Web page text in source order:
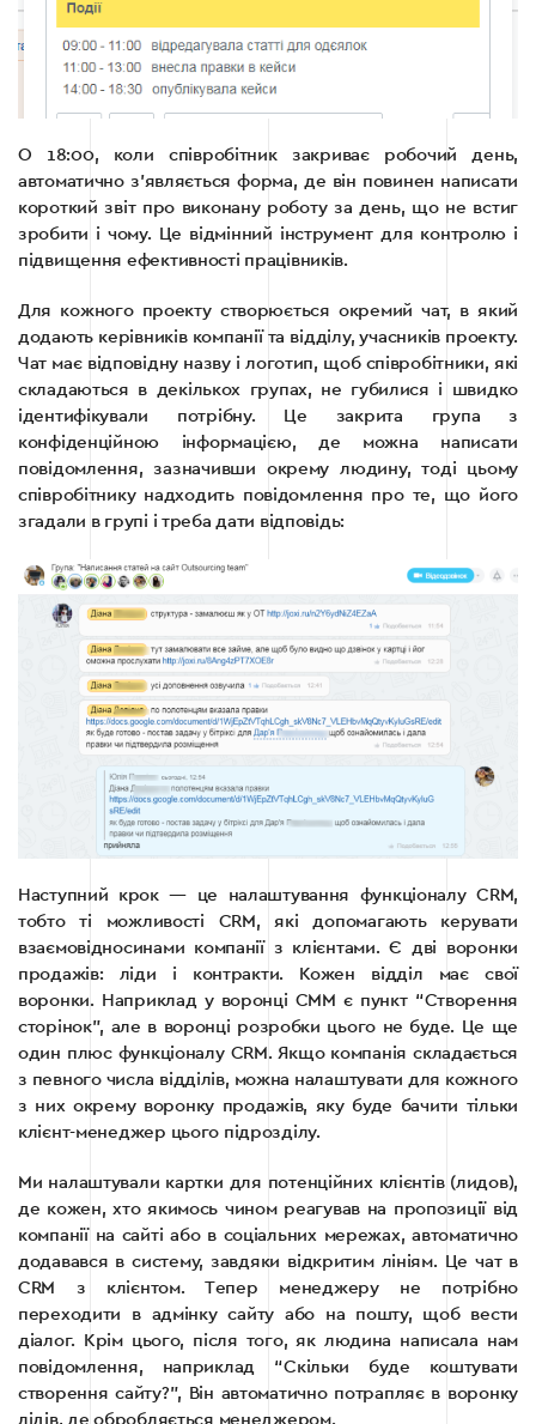
О 18:00, коли співробітник закриває робочий день,
автоматично з’являється форма, де він повинен написати
короткий звіт про виконану роботу за день, що не встиг
зробити і чому. Це відмінний інструмент для контролю і
підвищення ефективності працівників.
Для кожного проекту створюється окремий чат, в який
додають керівників компанії та відділу, учасників проекту.
Чат має відповідну назву і логотип, щоб співробітники, які
складаються в декількох групах, не губилися і швидко
ідентифікували потрібну. Це закрита група з
конфіденційною інформацією, де можна написати
повідомлення, зазначивши окрему людину, тоді цьому
співробітнику надходить повідомлення про те, що його
згадали в групі і треба дати відповідь:
Наступний крок — це налаштування функціоналу CRM,
тобто ті можливості CRM, які допомагають керувати
взаємовідносинами компанії з клієнтами. Є дві воронки
продажів: ліди і контракти. Кожен відділ має свої
воронки. Наприклад у воронці СММ є пункт “Створення
сторінок”, але в воронці розробки цього не буде. Це ще
один плюс функціоналу CRM. Якщо компанія складається
з певного числа відділів, можна налаштувати для кожного
з них окрему воронку продажів, яку буде бачити тільки
клієнт-менеджер цього підрозділу.
Ми налаштували картки для потенційних клієнтів (лидов),
де кожен, хто якимось чином реагував на пропозиції від
компанії на сайті або в соціальних мережах, автоматично
додавався в систему, завдяки відкритим лініям. Це чат в
CRM з клієнтом. Тепер менеджеру не потрібно
переходити в адмінку сайту або на пошту, щоб вести
діалог. Крім цього, після того, як людина написала нам
повідомлення, наприклад “Скільки буде коштувати
створення сайту?”, Він автоматично потрапляє в воронку
лідів, де обробляється менеджером.